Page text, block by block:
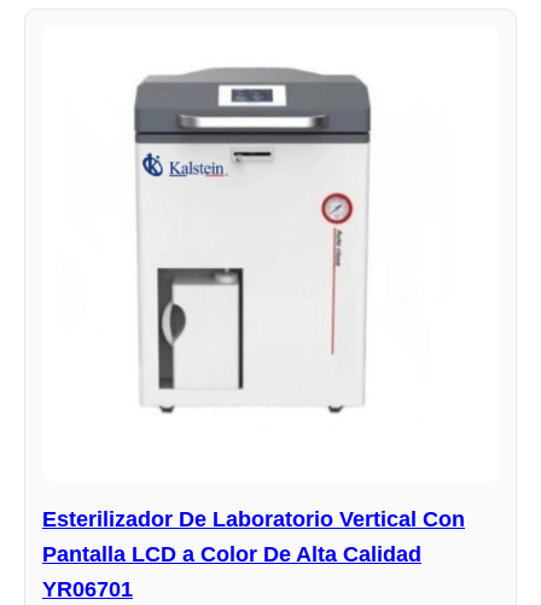
Esterilizador De Laboratorio Vertical Con
Pantalla LCD a Color De Alta Calidad
YR06701